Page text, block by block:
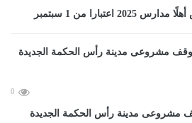
من 1 سبتمبر
0
مشروعى مدينة رأس الحكمة الجديدة